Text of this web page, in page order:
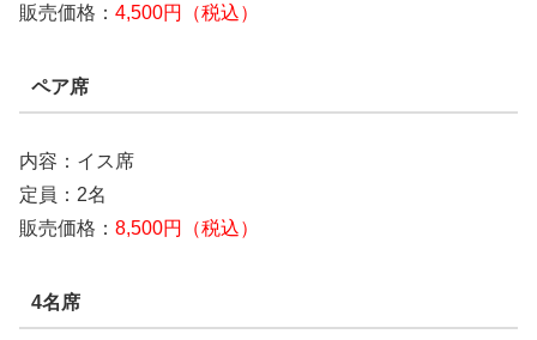
販売価格： 4,500円（税込）
ペア席
内容：イス席
定員：2名
販売価格： 8,500円（税込）
4名席